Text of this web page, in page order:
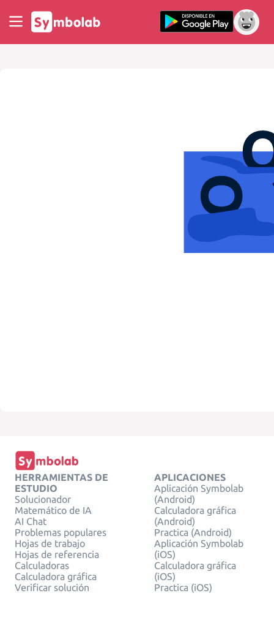
HERRAMIENTAS DE
ESTUDIO
Solucionador
Matemático de IA
AI Chat
Problemas populares
Hojas de trabajo
Hojas de referencia
Calculadoras
Calculadora gráfica
Verificar solución
APLICACIONES
Aplicación Symbolab
(Android)
Calculadora gráfica
(Android)
Practica (Android)
Aplicación Symbolab
(iOS)
Calculadora gráfica
(iOS)
Practica (iOS)